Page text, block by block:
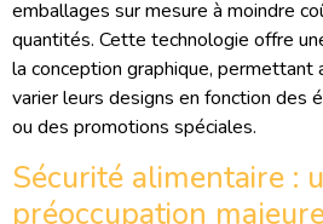
emballages sur mesure à moindre
quantités. Cette technologie offre
la conception graphique,
varier leurs designs en fonction des
ou des promotions spéciales.
Sécurité alimentaire :
préoccupation